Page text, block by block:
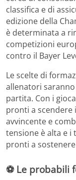
classifica e di
edizione della
è determinata a
competizioni
contro il Bayer
Le scelte di
allenatori
partita. Con i
pronti a scendere
avvincente e
tensione è alta e i
pronti a
⚽ Le probabili